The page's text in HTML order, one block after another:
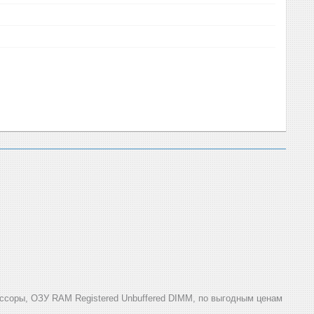
ОЗУ RAM Registered Unbuffered DIMM, по выгодным ценам